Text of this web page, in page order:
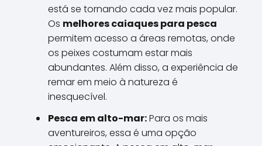
está se tornando cada vez mais popular.
Os melhores caiaques para pesca
permitem acesso a áreas remotas, onde
os peixes costumam estar mais
abundantes. Além disso, a experiência de
remar em meio à natureza é
inesquecível.
Pesca em alto-mar:Para os mais
aventureiros, essa é uma opção